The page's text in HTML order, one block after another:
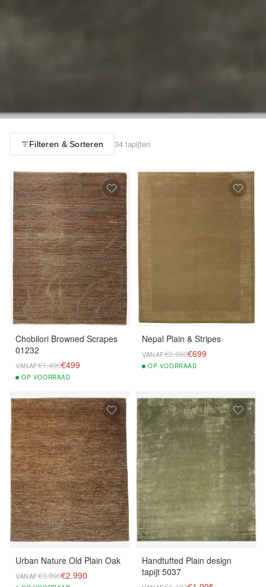
Filteren & Sorteren 34 tapijten
Chobilori Browned Scrapes
01232
VANAF€1.490€499
OP VOORRAAD
Nepal Plain & Stripes
VANAF€2.690€699
OP VOORRAAD
Urban Nature Old Plain Oak
VANAF€3.890€2.990
Handtufted Plain design
tapijt 5037